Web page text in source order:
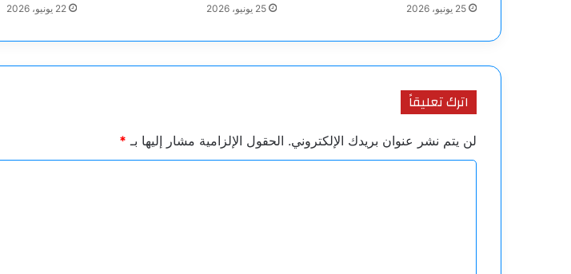
25 يونيو، 2026 25 يونيو، 2026 22 يونيو، 2026
اترك تعليقاً
لن يتم نشر عنوان بريدك الإلكتروني. الحقول الإلزامية مشار إليها بـ *